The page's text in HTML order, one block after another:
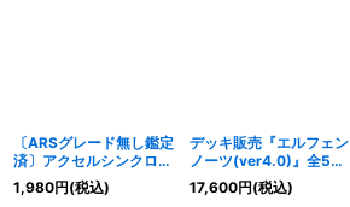
〔ARSグレード無し鑑定
済〕アクセルシンクロス
ターダストドラゴン【ク
ォーターセンチュリーシ
1,980円(税込)
デッキ販売『エルフェン
ノーツ(ver4.0)』全55
枚【-】{-}《デッキ販
売》
17,600円(税込)